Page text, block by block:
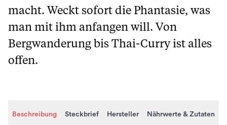
macht. Weckt sofort die Phantasie, was
man mit ihm anfangen will. Von
Bergwanderung bis Thai-Curry ist alles
offen.
Beschreibung Steckbrief Hersteller Nährwerte & Zutaten